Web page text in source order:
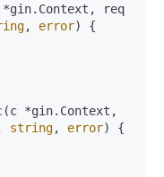
req
, error) {
(c *gin.Context,
string, error) {